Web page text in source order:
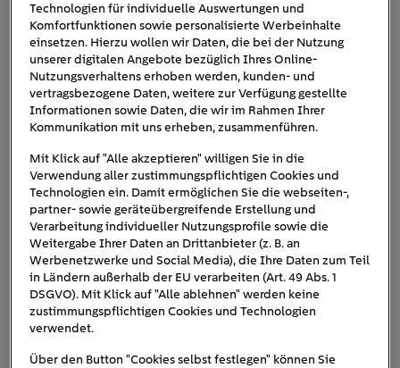
DieVorteile einer Wärmepumpesprechen für sich:
deutlich kleinerer CO₂-Fußabdruckals bei Öl- und
Gasheizungen, geringe Betriebskosten und eine äußerst
effiziente Arbeitsweise.
Ähnliches gilt für dieSolarthermie,bei den Kollektoren
auf dem Dach die Strahlung der Sonne in thermische
Energie umwandeln. Dadurch wird die sogenannte
„Solarflüssigkeit“ erwärmt, die die Energie später im
Haus an einen Trinkwasser- oder Brauchwasser-Speicher
oder den Pufferspeicher der Heizung abgibt.
Solarthermie-Anlagen arbeiten – anders als
Wärmepumpen – nahezu ohne Verbrauchskosten.
Entscheidend für die effiziente Funktionsweise des
Technologien für individuelle Auswertungen und
Komfortfunktionen sowie personalisierte Werbeinhalte
einsetzen. Hierzu wollen wir Daten, die bei der Nutzung
unserer digitalen Angebote bezüglich Ihres Online-
Nutzungsverhaltens erhoben werden, kunden- und
vertragsbezogene Daten, weitere zur Verfügung gestellte
Informationen sowie Daten, die wir im Rahmen Ihrer
Kommunikation mit uns erheben, zusammenführen.
Mit Klick auf "Alle akzeptieren" willigen Sie in die
Verwendung aller zustimmungspflichtigen Cookies und
Technologien ein. Damit ermöglichen Sie die webseiten-,
partner- sowie geräteübergreifende Erstellung und
Verarbeitung individueller Nutzungsprofile sowie die
Weitergabe Ihrer Daten an Drittanbieter (z. B. an
Werbenetzwerke und Social Media), die Ihre Daten zum Teil
in Ländern außerhalb der EU verarbeiten (Art. 49 Abs. 1
DSGVO). Mit Klick auf "Alle ablehnen" werden keine
zustimmungspflichtigen Cookies und Technologien
verwendet.
Über den Button "Cookies selbst festlegen" können Sie